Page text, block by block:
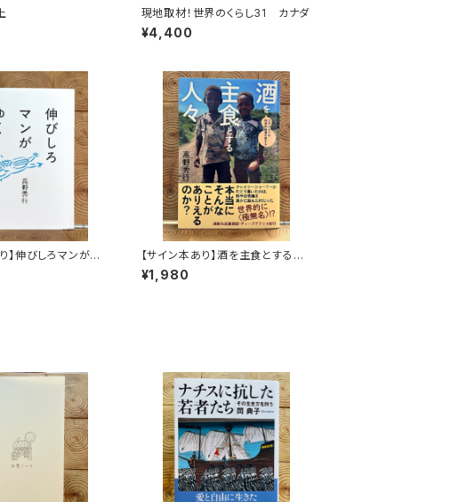
現地取材！世界のくらし31 カナダ
¥4,400
】伸びしろマンがゆ
【サイン本あり】酒を主食とする
人々 エチオピアの科学的秘境を
旅する
¥1,980